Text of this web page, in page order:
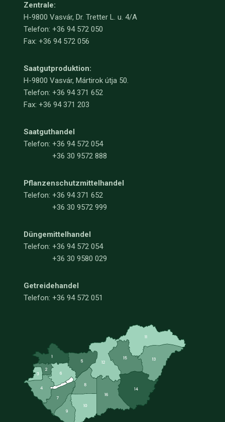
Zentrale:
H-9800 Vasvár, Dr. Tretter L. u. 4/A
Telefon: +36 94 572 050
Fax: +36 94 572 056
Saatgutproduktion:
H-9800 Vasvár, Mártirok útja 50.
Telefon: +36 94 371 652
Fax: +36 94 371 203
Saatguthandel
Telefon: +36 94 572 054
+36 30 9572 888
Pflanzenschutzmittelhandel
Telefon: +36 94 371 652
+36 30 9572 999
Düngemittelhandel
Telefon: +36 94 572 054
+36 30 9580 029
Getreidehandel
Telefon: +36 94 572 051